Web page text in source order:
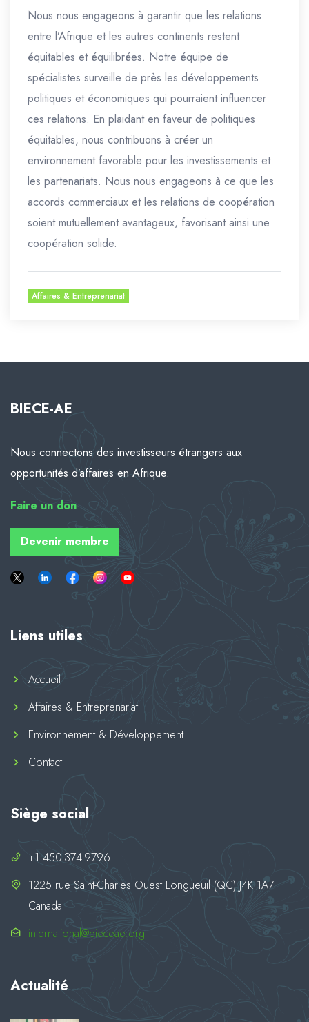
Nous nous engageons à garantir que les relations
entre l’Afrique et les autres continents restent
équitables et équilibrées. Notre équipe de
spécialistes surveille de près les développements
politiques et économiques qui pourraient influencer
ces relations. En plaidant en faveur de politiques
équitables, nous contribuons à créer un
environnement favorable pour les investissements et
les partenariats. Nous nous engageons à ce que les
accords commerciaux et les relations de coopération
soient mutuellement avantageux, favorisant ainsi une
coopération solide.
Affaires & Entreprenariat
BIECE-AE
Nous connectons des investisseurs étrangers aux
opportunités d’affaires en Afrique.
Faire un don
Devenir membre
Liens utiles
Accueil
Affaires & Entreprenariat
Environnement & Développement
Contact
Siège social
+1 450-374-9796
1225 rue Saint-Charles Ouest Longueuil (QC) J4K 1A7
Canada
international@bieceae.org
Actualité